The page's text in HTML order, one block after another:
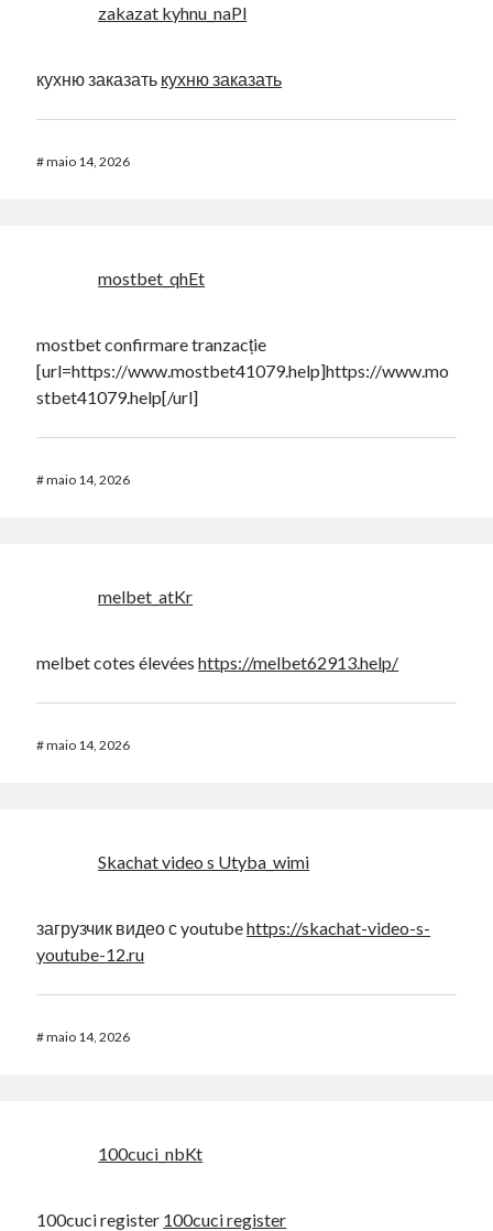
zakazat kyhnu_naPl
кухню заказать кухню заказать
#maio 14, 2026
mostbet_qhEt
mostbet confirmare tranzacție
[url=https://www.mostbet41079.help]https://www.mo
stbet41079.help[/url]
#maio 14, 2026
melbet_atKr
melbet cotes élevéeshttps://melbet62913.help/
#maio 14, 2026
Skachat video s Utyba_wimi
загрузчик видео с youtubehttps://skachat-video-s-
youtube-12.ru
#maio 14, 2026
100cuci_nbKt
100cuci register 100cuci register